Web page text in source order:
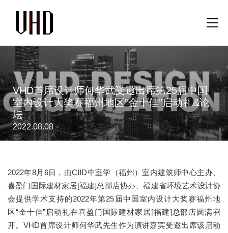
VHD首席设计师何华武受邀出席第25届中国
室内设计大奖赛福州地区“金十佳”启动礼&论
坛
2022.08.08
2022年8月6日，由CIID中室学（福州）室内建筑师中心主办、
喜盈门国际建材家居[福建]总部店协办、福建省环境艺术设计协
会提供学术支持的2022年第25届中国室内设计大奖赛福州地
区“金十佳”启动礼在喜盈门国际建材家居[福建]总部店圆满召
开。VHD首席设计师何华武先生作为演讲嘉宾受邀出席该启动